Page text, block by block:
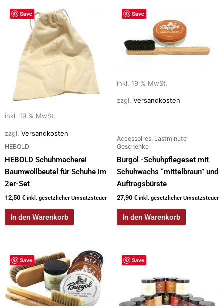
Save
inkl. 19 % MwSt.
zzgl. Versandkosten
HEBOLD
HEBOLD Schuhmacherei
Baumwollbeutel für Schuhe im
2er-Set
12,50 € inkl. gesetzlicher Umsatzsteuer
In den Warenkorb
Save
inkl. 19 % MwSt.
zzgl. Versandkosten
Accessoires, Lastminute
Geschenke
Burgol -Schuhpflegeset mit
Schuhwachs “mittelbraun” und
Auftragsbürste
27,90 € inkl. gesetzlicher Umsatzsteuer
In den Warenkorb
Save Save